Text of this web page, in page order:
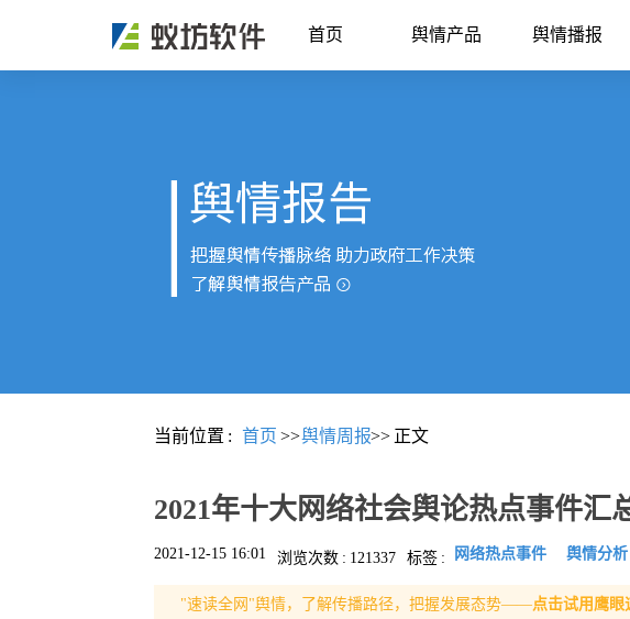
首页 舆情产品 舆情播报
当前位置 : 首页 >>舆情周报>> 正文
2021年十大网络社会舆论热点事件汇
2021-12-15 16:01 浏览次数 : 121337 标签 : 舆情分析
网络热点事件
"速读全网"舆情，了解传播路径，把握发展态势——点击试用鹰眼